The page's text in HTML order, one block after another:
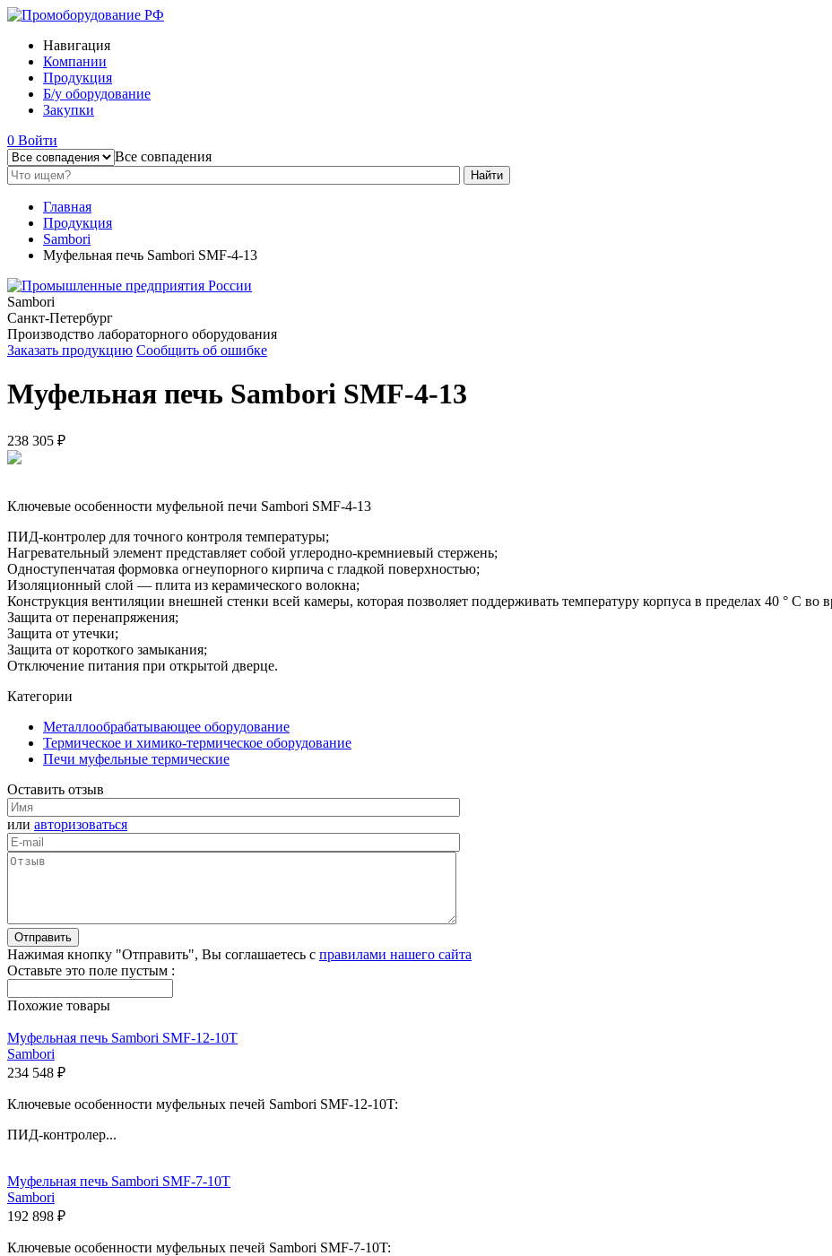
Навигация
Компании
Продукция
Б/у оборудование
Закупки
0 Войти
Все совпадения
Главная
Продукция
Sambori
Муфельная печь Sambori SMF-4-13
Sambori
Санкт-Петербург
Производство лабораторного оборудования
Заказать продукцию Сообщить об ошибке
Муфельная печь Sambori SMF-4-13
238 305 ₽
Ключевые особенности муфельной печи Sambori SMF-4-13
ПИД-контролер для точного контроля температуры;
Нагревательный элемент представляет собой углеродно-кремниевый стержень;
Одноступенчатая формовка огнеупорного кирпича с гладкой поверхностью;
Изоляционный слой — плита из керамического волокна;
Конструкция вентиляции внешней стенки всей камеры, которая позволяет поддерживать температуру корпуса в пределах 40 ° C во
Защита от перенапряжения;
Защита от утечки;
Защита от короткого замыкания;
Отключение питания при открытой дверце.
Категории
Металлообрабатывающее оборудование
Термическое и химико-термическое оборудование
Печи муфельные термические
Оставить отзыв
или авторизоваться
Нажимая кнопку "Отправить", Вы соглашаетесь с правилами нашего сайта
Оставьте это поле пустым :
Похожие товары
Муфельная печь Sambori SMF-12-10T
Sambori
234 548 ₽
Ключевые особенности муфельных печей Sambori SMF-12-10T:
ПИД-контролер...
Муфельная печь Sambori SMF-7-10T
Sambori
192 898 ₽
Ключевые особенности муфельных печей Sambori SMF-7-10T: